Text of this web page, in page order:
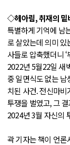
◇헤아림, 취재의 밑
특별하게 기억에 남
로 살았는데 의미 있
사들로 압축했더니
2022년 5월22일 새
중 일면식도 없는
치된 사건. 전신마
투쟁을 벌였고, 그
2024년 3월 자신의
곽 기자는 책이 언론